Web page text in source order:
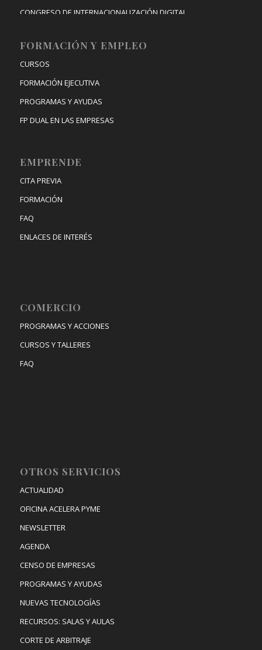
CONGRESO DE INTERNACIONALIZACIÓN DIGITAL
FORMACIÓN Y EMPLEO
CURSOS
FORMACIÓN EJECUTIVA
PROGRAMAS Y AYUDAS
FP DUAL EN LAS EMPRESAS
EMPRENDE
CITA PREVIA
FORMACIÓN
FAQ
ENLACES DE INTERÉS
COMERCIO
PROGRAMAS Y ACCIONES
CURSOS Y TALLERES
FAQ
OTROS SERVICIOS
ACTUALIDAD
OFICINA ACELERA PYME
NEWSLETTER
AGENDA
CENSO DE EMPRESAS
PROGRAMAS Y AYUDAS
NUEVAS TECNOLOGÍAS
RECURSOS: SALAS Y AULAS
CORTE DE ARBITRAJE